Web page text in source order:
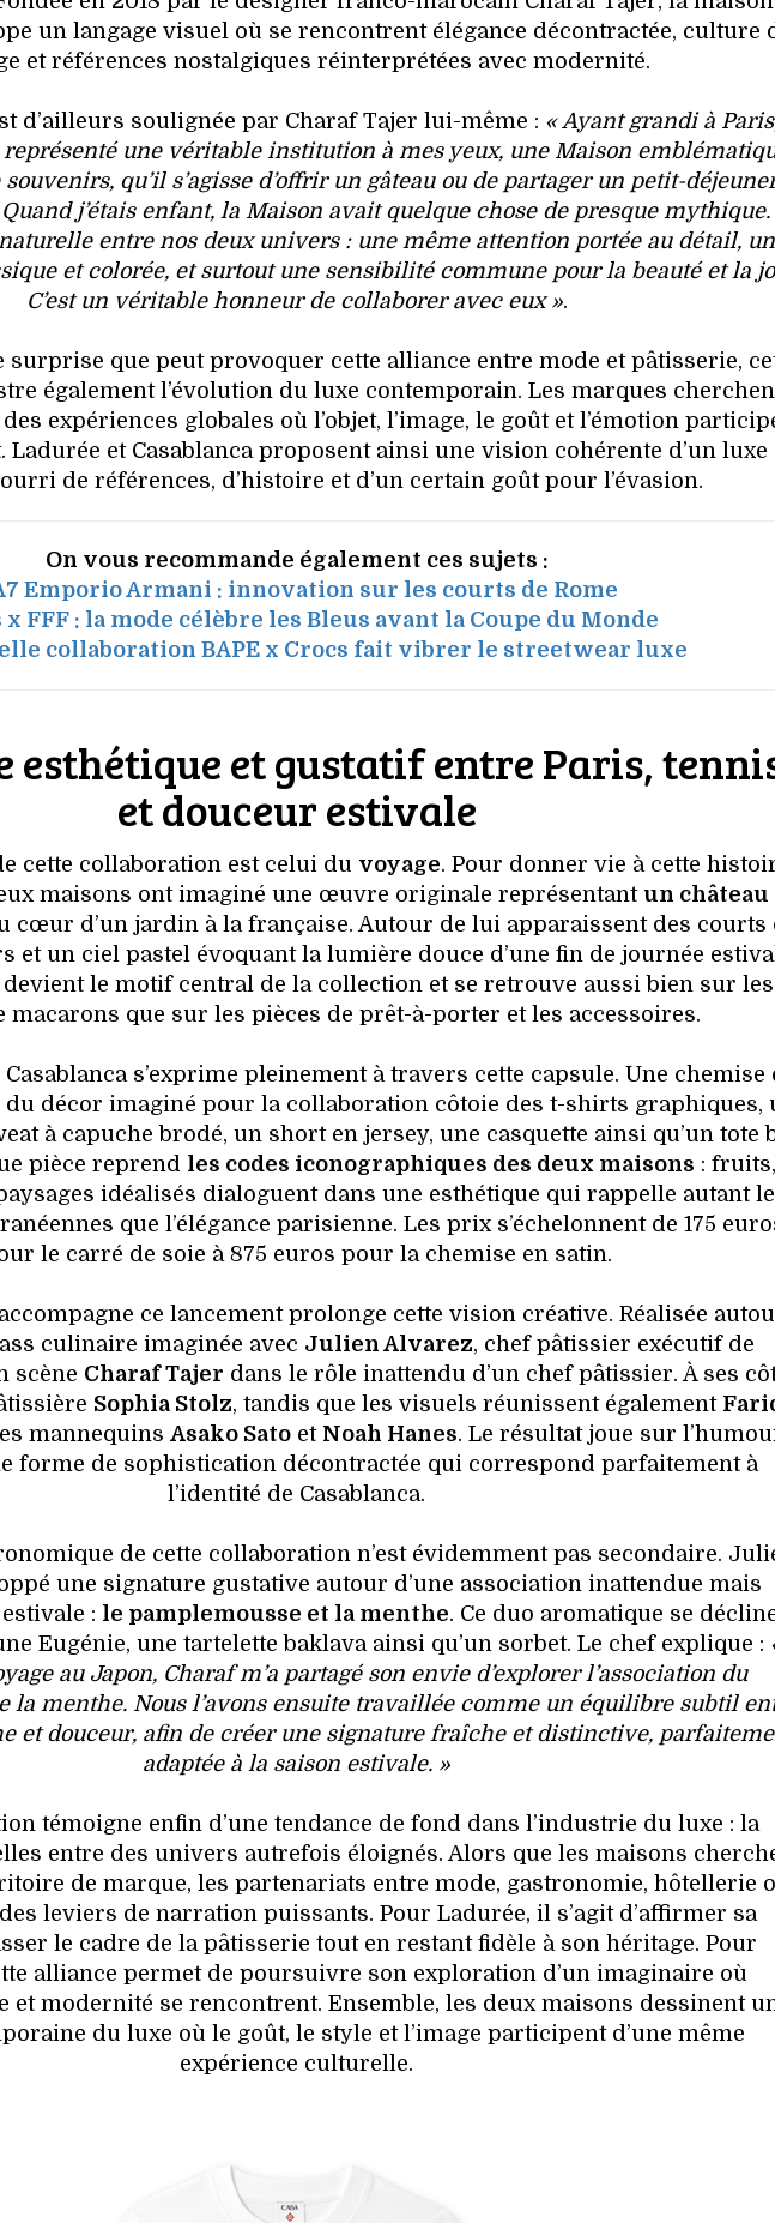
un langage visuel où se rencontrent élégance décontractée, culture
et références nostalgiques réinterprétées avec modernité.
d’ailleurs soulignée par Charaf Tajer lui-même : « Ayant grandi à
représenté une véritable institution à mes yeux, une Maison
qu’il s’agisse d’offrir un gâteau ou de partager un petit-
j’étais enfant, la Maison avait quelque chose de presque
entre nos deux univers : une même attention portée au détail,
et colorée, et surtout une sensibilité commune pour la beauté et la
C’est un véritable honneur de collaborer avec eux ».
surprise que peut provoquer cette alliance entre mode et pâtisserie,
également l’évolution du luxe contemporain. Les marques
expériences globales où l’objet, l’image, le goût et l’émotion
Ladurée et Casablanca proposent ainsi une vision cohérente d’un luxe
de références, d’histoire et d’un certain goût pour l’évasion.
On vous recommande également ces sujets :
Emporio Armani : innovation sur les courts de Rome
x FFF : la mode célèbre les Bleus avant la Coupe du Monde
collaboration BAPE x Crocs fait vibrer le streetwear luxe
esthétique et gustatif entre Paris,
et douceur estivale
cette collaboration est celui du voyage. Pour donner vie à cette
maisons ont imaginé une œuvre originale représentantun château
cœur d’un jardin à la française. Autour de lui apparaissent des courts
et un ciel pastel évoquant la lumière douce d’une fin de journée
le motif central de la collection et se retrouve aussi bien sur les
macarons que sur les pièces de prêt-à-porter et les accessoires.
s’exprime pleinement à travers cette capsule. Une chemise
du décor imaginé pour la collaboration côtoie des t-shirts graphiques,
à capuche brodé, un short en jersey, une casquette ainsi qu’un tote
pièce reprend les codes iconographiques des deux maisons : fruits,
idéalisés dialoguent dans une esthétique qui rappelle autant
que l’élégance parisienne. Les prix s’échelonnent de 175
le carré de soie à 875 euros pour la chemise en satin.
ce lancement prolonge cette vision créative. Réalisée
culinaire imaginée avec Julien Alvarez, chef pâtissier exécutif de
scène Charaf Tajer dans le rôle inattendu d’un chef pâtissier. À ses
Sophia Stolz, tandis que les visuels réunissent également
mannequins Asako Satoet Noah Hanes. Le résultat joue sur
forme de sophistication décontractée qui correspond parfaitement à
l’identité de Casablanca.
de cette collaboration n’est évidemment pas secondaire.
une signature gustative autour d’une association inattendue mais
: le pamplemousse et la menthe. Ce duo aromatique se
Eugénie, une tartelette baklava ainsi qu’un sorbet. Le chef explique :
au Japon, Charaf m’a partagé son envie d’explorer l’association du
la menthe. Nous l’avons ensuite travaillée comme un équilibre subtil
et douceur, afin de créer une signature fraîche et distinctive,
adaptée à la saison estivale. »
témoigne enfin d’une tendance de fond dans l’industrie du luxe : la
entre des univers autrefois éloignés. Alors que les maisons
de marque, les partenariats entre mode, gastronomie, hôtellerie
leviers de narration puissants. Pour Ladurée, il s’agit d’affirmer sa
le cadre de la pâtisserie tout en restant fidèle à son héritage. Pour
alliance permet de poursuivre son exploration d’un imaginaire où
et modernité se rencontrent. Ensemble, les deux maisons dessinent
du luxe où le goût, le style et l’image participent d’une même
expérience culturelle.